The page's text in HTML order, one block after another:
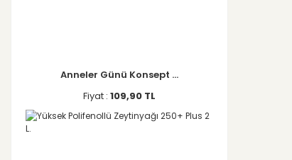
Anneler Günü Konsept ...
Fiyat : 109,90 TL